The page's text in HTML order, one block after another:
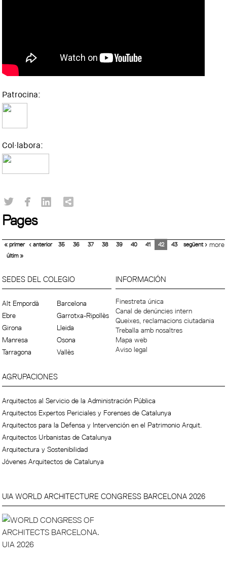
Patrocina:
Col·labora:
Pages
« primer ‹ anterior 35 36 37 38 39 40 41 42 43
següent ›
últim »
more
SEDES DEL COLEGIO
Alt Empordà
Barcelona
Ebre
Garrotxa-Ripollès
Girona
Lleida
Manresa
Osona
Tarragona
Vallès
INFORMACIÓN
Finestreta única
Canal de denúncies intern
Queixes, reclamacions ciutadania
Treballa amb nosaltres
Mapa web
Aviso legal
AGRUPACIONES
Arquitectos al Servicio de la Administración Pública
Arquitectos Expertos Periciales y Forenses de Catalunya
Arquitectos para la Defensa y Intervención en el Patrimonio Arquit.
Arquitectos Urbanistas de Catalunya
Arquitectura y Sostenibilidad
Jóvenes Arquitectos de Catalunya
UIA WORLD ARCHITECTURE CONGRESS BARCELONA 2026